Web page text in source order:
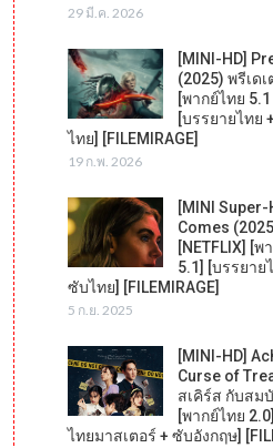
29 มี.ค. 2026
[MINI-HD]
(2025) พรีเด
[พากย์ไทย 5.1
[บรรยายไทย
ไทย] [FILEMIRAGE]
19 ก.พ. 2026
[MINI
Comes
[NETFLIX] [พ
5.1] [บรรยาย
ซับไทย] [FILEMIRAGE]
5 ก.ย. 2025
[MINI-HD]
Curse of
สเคิร์ส กับสม
[พากย์ไทย
ไทยมาสเตอร์ + ซับอังกฤษ]